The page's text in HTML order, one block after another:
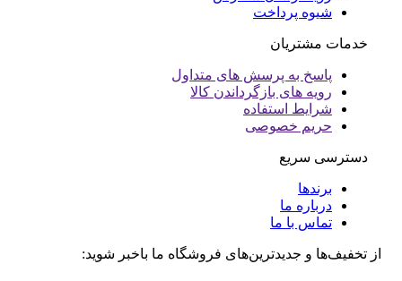
شیوه پرداخت
خدمات مشتریان
پاسخ به پرسش های متداول
رویه های بازگرداندن کالا
شرایط استفاده
حریم خصوصی
دسترسی سریع
برندها
درباره ما
تماس با ما
تخفیف‌ها و جدیدترین‌های فروشگاه ما باخبر شوید: